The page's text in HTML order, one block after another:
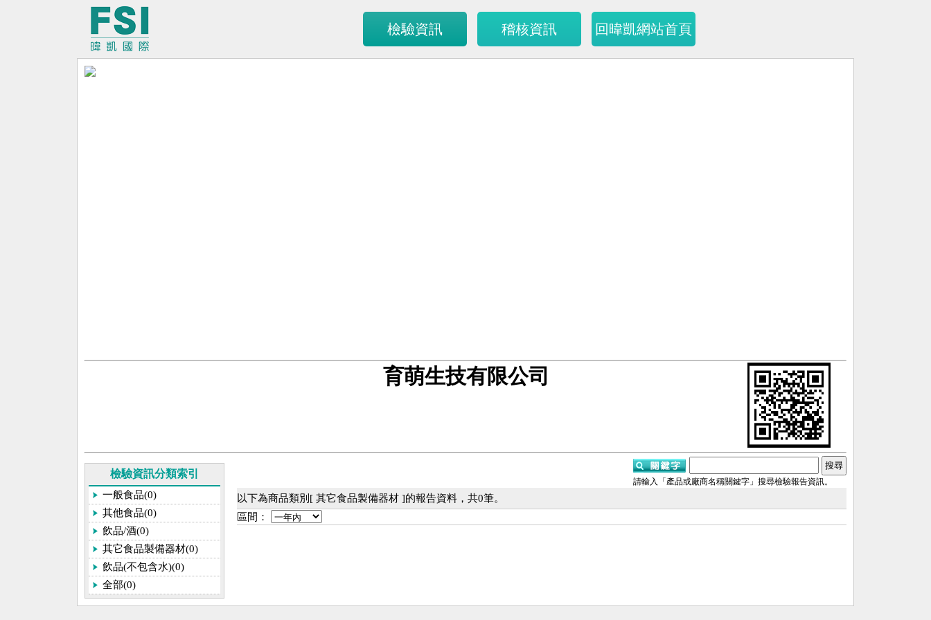
檢驗資訊 稽核資訊 回暐凱網站首頁
育萌生技有限公司
請輸入「產品或廠商名稱關鍵字」搜尋檢驗報告資訊。
檢驗資訊分類索引
一般食品(0)
其他食品(0)
飲品/酒(0)
其它食品製備器材(0)
飲品(不包含水)(0)
全部(0)
以下為商品類別[ 其它食品製備器材 ]的報告資料，共0筆。
區間：